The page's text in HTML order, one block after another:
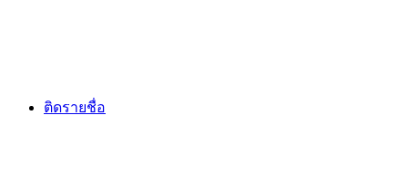
ติดรายชื่อ